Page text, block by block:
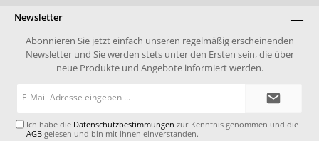
Newsletter
Abonnieren Sie jetzt einfach unseren regelmäßig erscheinenden
Newsletter und Sie werden stets unter den Ersten sein, die über
neue Produkte und Angebote informiert werden.
Ich habe die Datenschutzbestimmungen zur Kenntnis genommen und die
AGB gelesen und bin mit ihnen einverstanden.